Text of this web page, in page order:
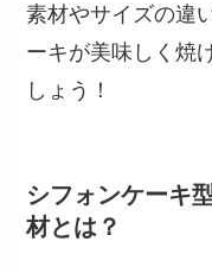
素材やサイズの違
ーキが美味しく焼
しょう！
シフォンケーキ
材とは？